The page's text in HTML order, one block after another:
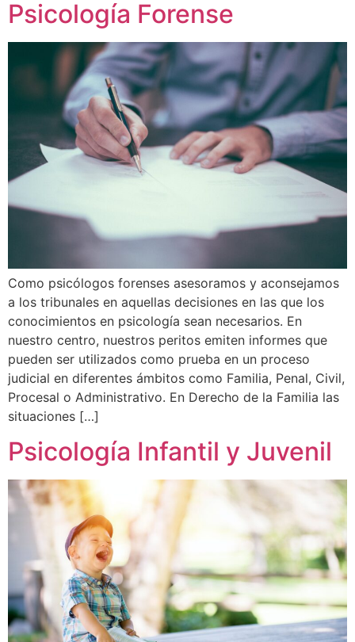
Psicología Forense
Como psicólogos forenses asesoramos y aconsejamos
a los tribunales en aquellas decisiones en las que los
conocimientos en psicología sean necesarios. En
nuestro centro, nuestros peritos emiten informes que
pueden ser utilizados como prueba en un proceso
judicial en diferentes ámbitos como Familia, Penal, Civil,
Procesal o Administrativo. En Derecho de la Familia las
situaciones […]
Psicología Infantil y Juvenil